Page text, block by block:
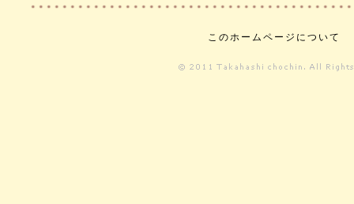
このホームページについて